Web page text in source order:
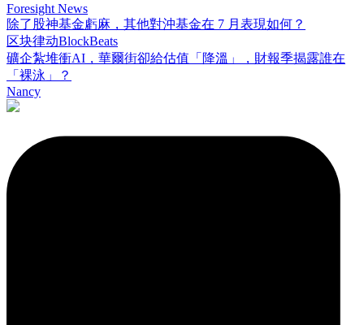
Foresight News
除了股神基金虧麻，其他對沖基金在 7 月表現如何？
区块律动BlockBeats
礦企紮堆衝AI，華爾街卻給估值「降溫」，財報季揭露誰在
「裸泳」？
Nancy